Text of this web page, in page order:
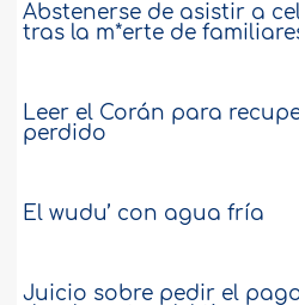
Abstenerse de asistir a
tras la m*erte de
Leer el Corán para
perdido
El wudu’ con agua fría
Juicio sobre pedir el